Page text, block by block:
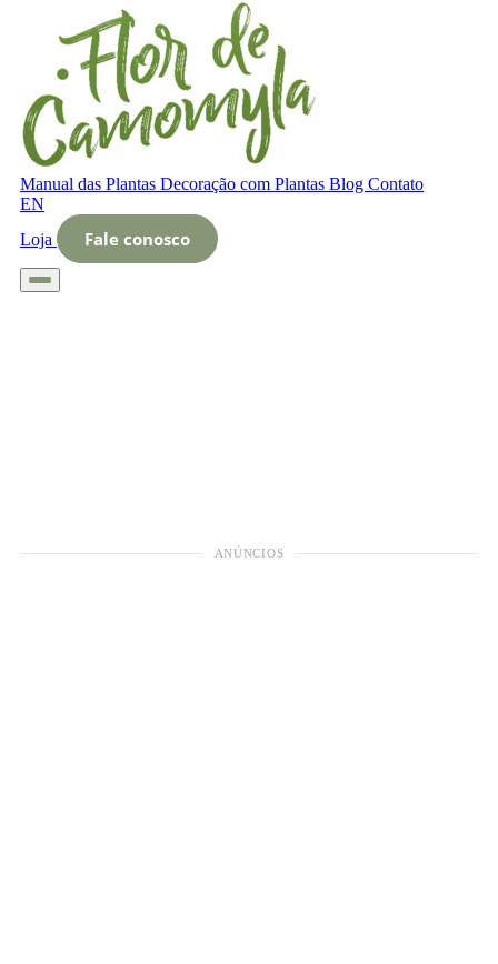
Manual das Plantas Decoração com Plantas Blog Contato
EN
Loja
Fale conosco
ANÚNCIOS